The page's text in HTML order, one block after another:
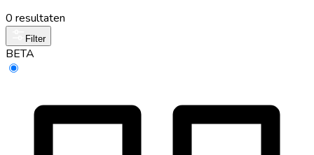
0 resultaten
Filter
BETA